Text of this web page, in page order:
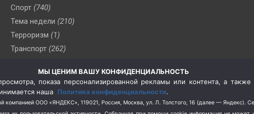
Спорт (740)
Тема недели (210)
Терроризм (1)
Транспорт (262)
(76)
Цены (2)
Школа и спорт (2)
МЫ ЦЕНИМ ВАШУ КОНФИДЕНЦИАЛЬНОСТЬ
показа персонализированной рекламы или контента, а
наша Политика конфиденциальности.
компанией ООО «ЯНДЕКС», 119021, Россия, Москва, ул. Л. Толстого, 16 (далее — Яндекс).